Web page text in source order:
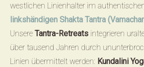
westlichen Linienhalter im
linkshändigen Shakta Tantra
Unsere Tantra-Retreats integrieren
über tausend Jahren durch
Linien übermittelt werden: Kundalini